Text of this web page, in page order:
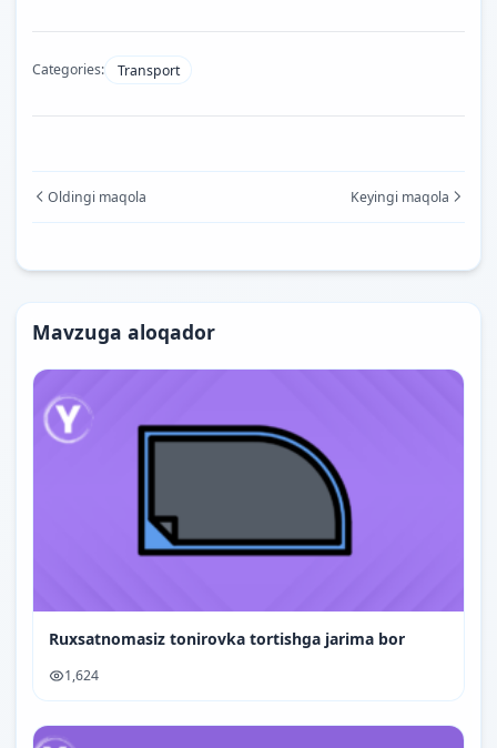
Categories: Transport
Oldingi maqola Keyingi maqola
Mavzuga aloqador
Ruxsatnomasiz tonirovka tortishga jarima bor
1,624